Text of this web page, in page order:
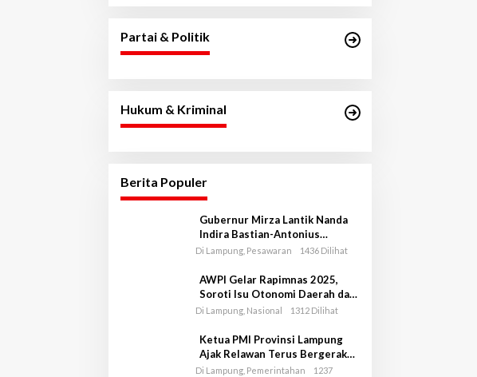
Partai & Politik
Hukum & Kriminal
Berita Populer
Gubernur Mirza Lantik Nanda
Indira Bastian-Antonius
Muhammad Ali sebagai Bupati
Periode 2025-2030
Di Lampung, Pesawaran 1436 Dilihat
AWPI Gelar Rapimnas 2025,
Soroti Isu Otonomi Daerah dan
Indonesia Emas 2045
Di Lampung, Nasional 1312 Dilihat
Ketua PMI Provinsi Lampung
Ajak Relawan Terus Bergerak
dalam Misi Kemanusiaan
Di Lampung, Pemerintahan
1237